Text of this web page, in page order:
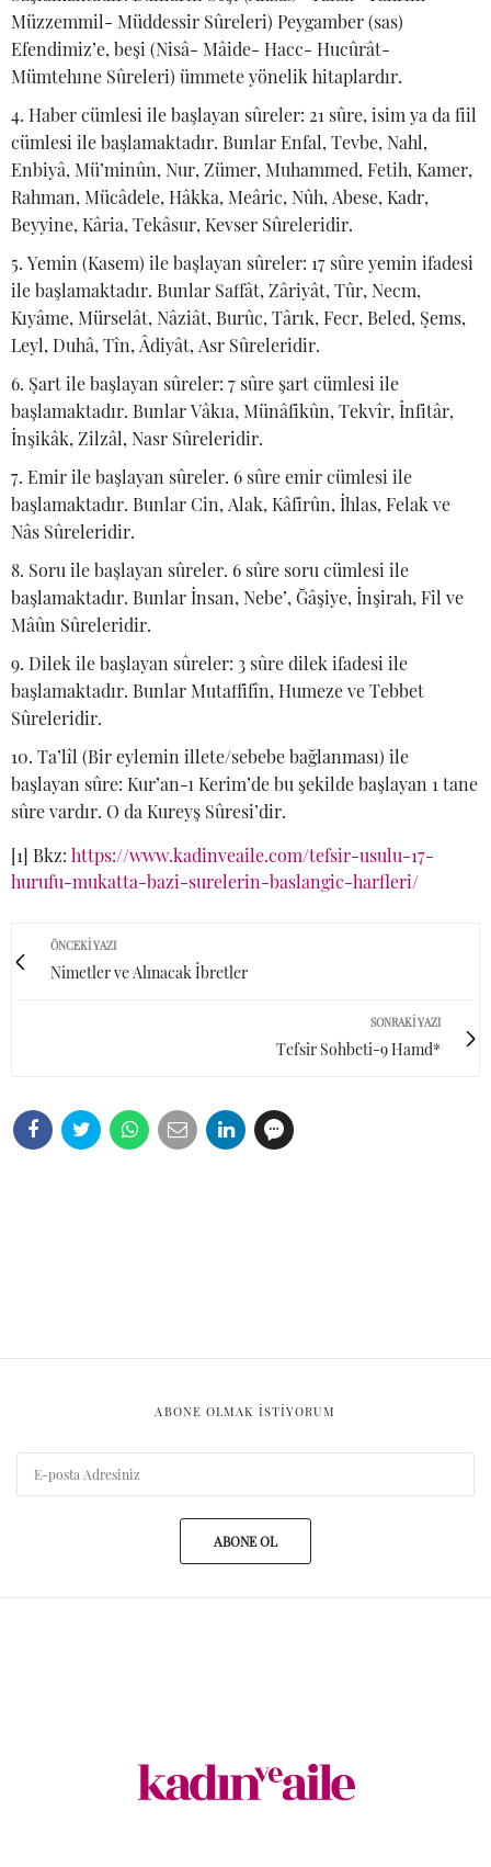
Müzzemmil- Müddessir Sûreleri) Peygamber (sas)
Efendimiz’e, beşi (Nisâ- Mâide- Hacc- Hucûrât-
Mümtehıne Sûreleri) ümmete yönelik hitaplardır.
Haber cümlesi ile başlayan sûreler: 21 sûre, isim ya da fiil
cümlesi ile başlamaktadır. Bunlar Enfal, Tevbe, Nahl,
Enbiyâ, Mü’minûn, Nur, Zümer, Muhammed, Fetih, Kamer,
Rahman, Mücâdele, Hâkka, Meâric, Nûh, Abese, Kadr,
Beyyine, Kâria, Tekâsur, Kevser Sûreleridir.
Yemin (Kasem) ile başlayan sûreler: 17 sûre yemin ifadesi
ile başlamaktadır. Bunlar Saffât, Zâriyât, Tûr, Necm,
Kıyâme, Mürselât, Nâziât, Burûc, Târık, Fecr, Beled, Şems,
Leyl, Duhâ, Tîn, Âdiyât, Asr Sûreleridir.
Şart ile başlayan sûreler: 7 sûre şart cümlesi ile
başlamaktadır. Bunlar Vâkıa, Münâfikûn, Tekvîr, İnfitâr,
İnşikâk, Zilzâl, Nasr Sûreleridir.
Emir ile başlayan sûreler. 6 sûre emir cümlesi ile
başlamaktadır. Bunlar Cin, Alak, Kâfirûn, İhlas, Felak ve
Nâs Sûreleridir.
Soru ile başlayan sûreler. 6 sûre soru cümlesi ile
başlamaktadır. Bunlar İnsan, Nebe’, Ğâşiye, İnşirah, Fil ve
Mâûn Sûreleridir.
Dilek ile başlayan sûreler: 3 sûre dilek ifadesi ile
başlamaktadır. Bunlar Mutaffifîn, Humeze ve Tebbet
Sûreleridir.
Ta’lîl (Bir eylemin illete/sebebe bağlanması) ile
başlayan sûre: Kur’an-ı Kerim’de bu şekilde başlayan 1 tane
sûre vardır. O da Kureyş Sûresi’dir.
[1] Bkz: https://www.kadinveaile.com/tefsir-usulu-17-
hurufu-mukatta-bazi-surelerin-baslangic-harfleri/
ÖNCEKI YAZI
Nimetler ve Alınacak İbretler
SONRAKI YAZI
Tefsir Sohbeti-9 Hamd*
ABONE OLMAK ISTIYORUM
ABONE OL